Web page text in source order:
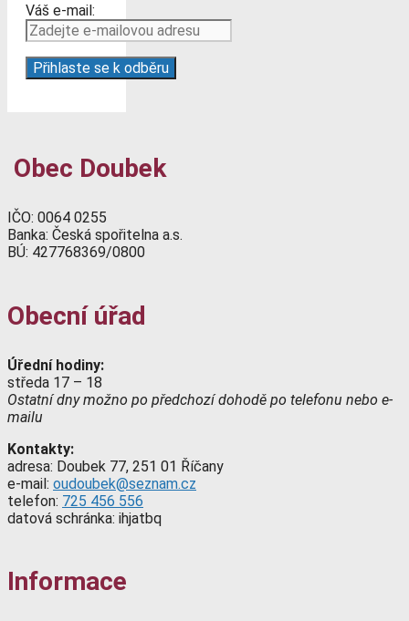
Váš e-mail:
Obec Doubek
IČO: 0064 0255
Banka: Česká spořitelna a.s.
BÚ: 427768369/0800
Obecní úřad
Úřední hodiny:
středa 17 – 18
Ostatní dny možno po předchozí dohodě po telefonu nebo e-
mailu
Kontakty:
adresa: Doubek 77, 251 01 Říčany
e-mail: oudoubek@seznam.cz
telefon: 725 456 556
datová schránka: ihjatbq
Informace